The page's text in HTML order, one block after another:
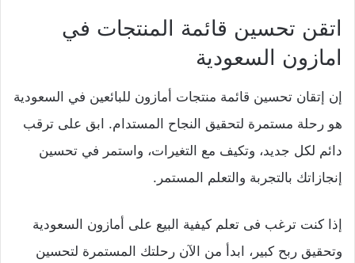
اتقن تحسين قائمة المنتجات في
امازون السعودية
إن إتقان تحسين قائمة منتجات أمازون للبائعين في السعودية
هو رحلة مستمرة لتحقيق النجاح المستدام. ابق على ترقب
دائم لكل جديد، وتكيف مع التغيرات، واستمر في تحسين
إنجازاتك بالتجربة والتعلم المستمر.
إذا كنت ترغب فى تعلم كيفية البيع على أمازون السعودية
وتحقيق ربح كبير، ابدأ من الآن رحلتك المستمرة لتحسين